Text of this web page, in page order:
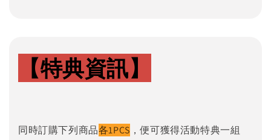
【特典資訊】
同時訂購下列商品各1PCS ，便可獲得活動特典一組